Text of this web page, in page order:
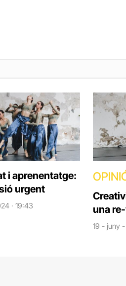
i aprenentatge:
urgent
· 19:43
una
19 - juny